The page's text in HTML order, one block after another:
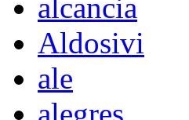
alcancia
Aldosivi
ale